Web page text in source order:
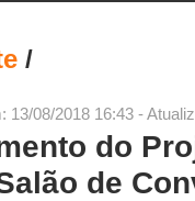
/
13/08/2018 16:43 -
do
de